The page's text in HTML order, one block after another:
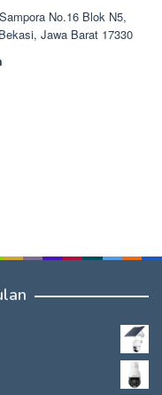
No.16 Blok N5,
Jawa Barat 17330